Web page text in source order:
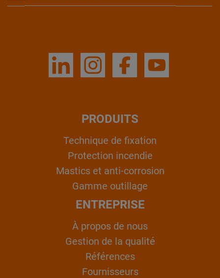
PRODUITS
Technique de fixation
Protection incendie
Mastics et anti-corrosion
Gamme outillage
ENTREPRISE
À propos de nous
Gestion de la qualité
Références
Fournisseurs